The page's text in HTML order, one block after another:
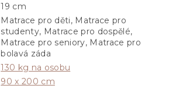
19 cm
Matrace pro děti, Matrace pro
studenty, Matrace pro dospělé,
Matrace pro seniory, Matrace pro
bolavá záda
130 kg na osobu
90 x 200 cm